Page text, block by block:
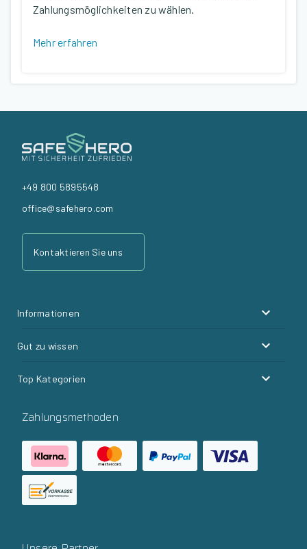
Zahlungsmöglichkeiten zu wählen.
Mehr erfahren
+49 800 5895548
office@safehero.com
Kontaktieren Sie uns
Informationen
Gut zu wissen
Top Kategorien
Zahlungsmethoden